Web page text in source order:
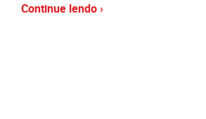
Continue lendo ›